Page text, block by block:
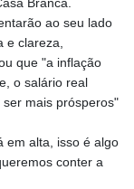
HUF 316.080502
IDR 17901
ILS 3.007702
IMP 0.742819
INR 95.254898
1309.701703
IRR
ao seu lado
e clareza,
que "a inflação
o salário real
mais prósperos"
em alta, isso é algo
conter a